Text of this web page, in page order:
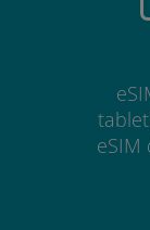
eSIM